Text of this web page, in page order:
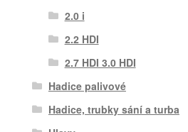
2.0 i
2.2 HDI
2.7 HDI 3.0 HDI
Hadice palivové
Hadice, trubky sání a turba